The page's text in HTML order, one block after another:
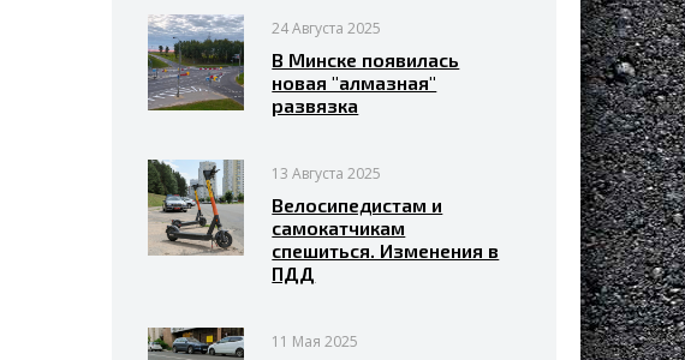
24 Августа 2025
В Минске появилась
новая "алмазная"
развязка
13 Августа 2025
Велосипедистам и
самокатчикам
спешиться. Изменения в
ПДД
11 Мая 2025